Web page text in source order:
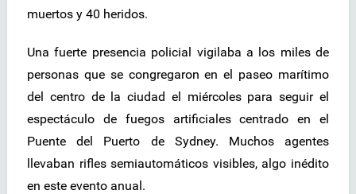
muertos y 40 heridos.
Una fuerte presencia policial vigilaba a los miles de
personas que se congregaron en el paseo marítimo
del centro de la ciudad el miércoles para seguir el
espectáculo de fuegos artificiales centrado en el
Puente del Puerto de Sydney. Muchos agentes
llevaban rifles semiautomáticos visibles, algo inédito
en este evento anual.